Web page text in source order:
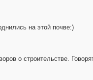
на этой почве:)
о строительстве.